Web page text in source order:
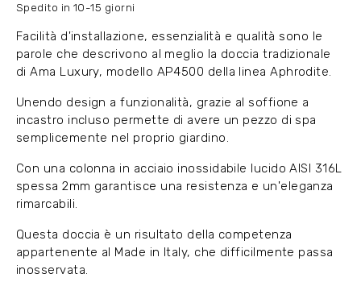
Spedito in 10-15 giorni
Facilità d'installazione, essenzialità e qualità sono le
parole che descrivono al meglio la doccia tradizionale
di Ama Luxury, modello AP4500 della linea Aphrodite.
Unendo design a funzionalità, grazie al soffione a
incastro incluso permette di avere un pezzo di spa
semplicemente nel proprio giardino.
Con una colonna in acciaio inossidabile lucido AISI 316L
spessa 2mm garantisce una resistenza e un'eleganza
rimarcabili.
Questa doccia è un risultato della competenza
appartenente al Made in Italy, che difficilmente passa
inosservata.